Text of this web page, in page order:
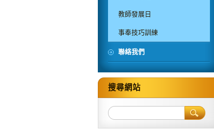
教師發展日
事奉技巧訓練
聯絡我們
搜尋網站